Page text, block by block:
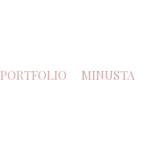
PORTFOLIO MINUSTA